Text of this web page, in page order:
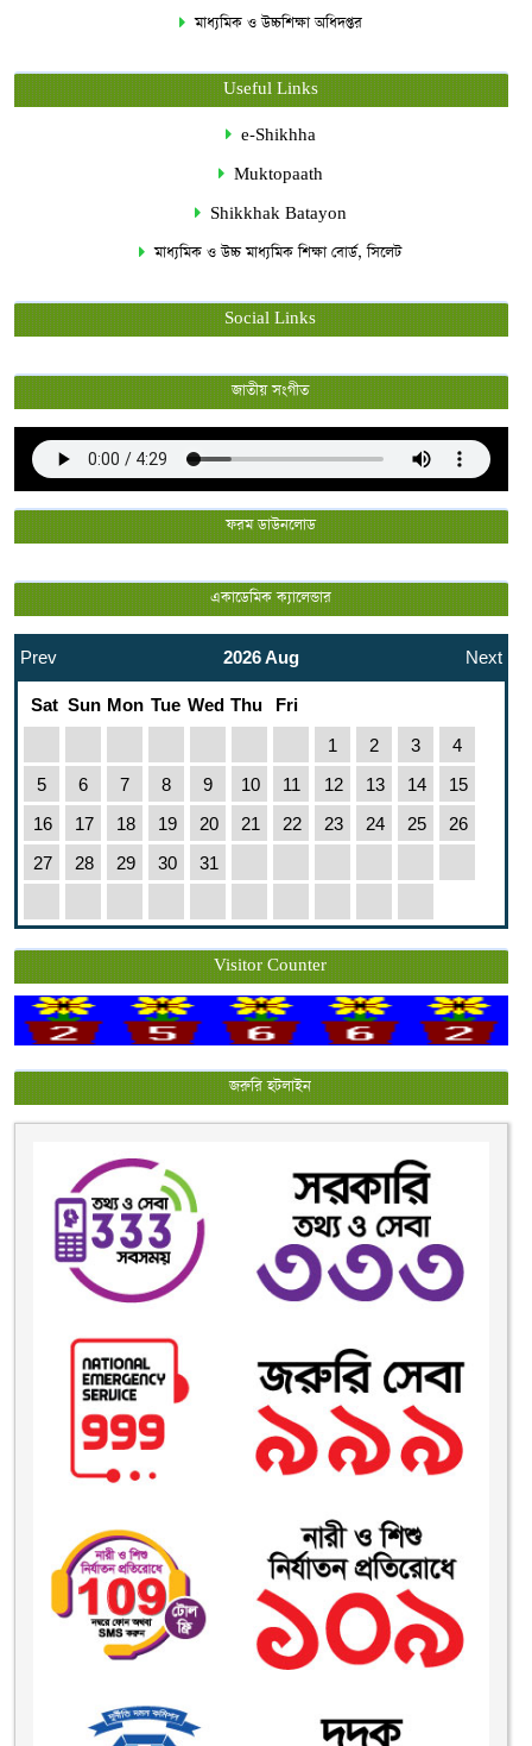
মাধ্যমিক ও উচ্চশিক্ষা অধিদপ্তর
Useful Links
e-Shikhha
Muktopaath
Shikkhak Batayon
মাধ্যমিক ও উচ্চ মাধ্যমিক শিক্ষা বোর্ড, সিলেট
Social Links
জাতীয় সংগীত
ফরম ডাউনলোড
একাডেমিক ক্যালেন্ডার
Prev 2026 Aug Next
Sat Sun Mon Tue Wed Thu
Fri
1
2 3
4
5
6 7 8 9 10 11 12 13 14
15
16
17 18 19 20 21 22 23 24 25
26
27
28 29 30 31
Visitor Counter
জরুরি হটলাইন